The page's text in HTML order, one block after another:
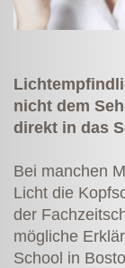
nicht dem
direkt in das
Bei manchen
Licht die
der
mögliche
School in